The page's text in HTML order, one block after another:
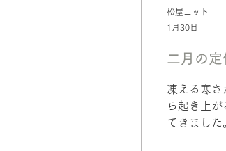
二月の
凍える寒
ら起き上
てきました
松屋ニット
1月30日